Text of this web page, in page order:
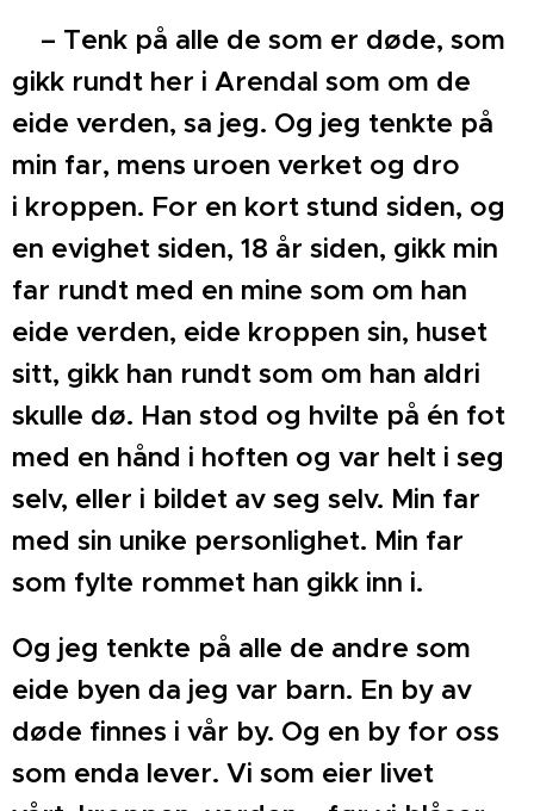
– Tenk på alle de som er døde, som
gikk rundt her i Arendal som om de
eide verden, sa jeg. Og jeg tenkte på
min far, mens uroen verket og dro
i kroppen. For en kort stund siden, og
en evighet siden, 18 år siden, gikk min
far rundt med en mine som om han
eide verden, eide kroppen sin, huset
sitt, gikk han rundt som om han aldri
skulle dø. Han stod og hvilte på én fot
med en hånd i hoften og var helt i seg
selv, eller i bildet av seg selv. Min far
med sin unike personlighet. Min far
som fylte rommet han gikk inn i.
Og jeg tenkte på alle de andre som
eide byen da jeg var barn. En by av
døde finnes i vår by. Og en by for oss
som enda lever. Vi som eier livet